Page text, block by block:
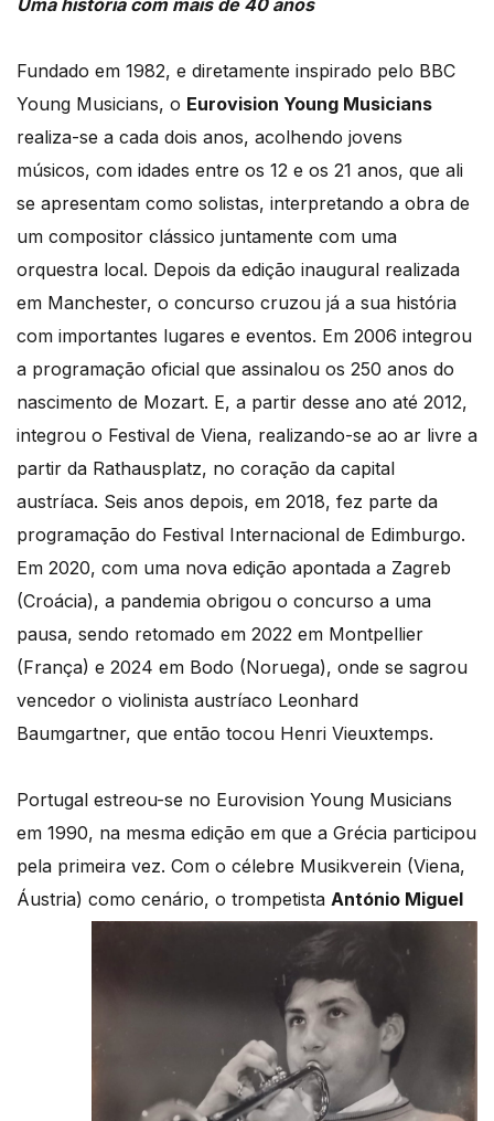
Fundado em 1982, e diretamente inspirado pelo BBC
Young Musicians, o Eurovision Young Musicians
realiza-se a cada dois anos, acolhendo jovens
músicos, com idades entre os 12 e os 21 anos, que ali
se apresentam como solistas, interpretando a obra de
um compositor clássico juntamente com uma
orquestra local. Depois da edição inaugural realizada
em Manchester, o concurso cruzou já a sua história
com importantes lugares e eventos. Em 2006 integrou
a programação oficial que assinalou os 250 anos do
nascimento de Mozart. E, a partir desse ano até 2012,
integrou o Festival de Viena, realizando-se ao ar livre a
partir da Rathausplatz, no coração da capital
austríaca. Seis anos depois, em 2018, fez parte da
programação do Festival Internacional de Edimburgo.
Em 2020, com uma nova edição apontada a Zagreb
(Croácia), a pandemia obrigou o concurso a uma
pausa, sendo retomado em 2022 em Montpellier
(França) e 2024 em Bodo (Noruega), onde se sagrou
vencedor o violinista austríaco Leonhard
Baumgartner, que então tocou Henri Vieuxtemps.
Portugal estreou-se no Eurovision Young Musicians
em 1990, na mesma edição em que a Grécia participou
pela primeira vez. Com o célebre Musikverein (Viena,
Áustria) como cenário, o trompetista António Miguel